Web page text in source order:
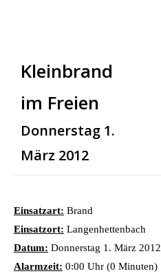
Kleinbrand
im Freien
Donnerstag 1.
März 2012
Einsatzart: Brand
Einsatzort: Langenhettenbach
Datum: Donnerstag 1. März 2012
Alarmzeit: 0:00 Uhr (0 Minuten)